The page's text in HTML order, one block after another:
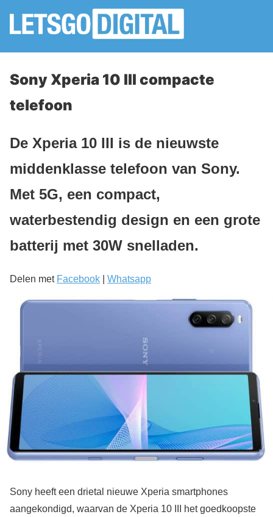
Sony Xperia 10 III compacte
telefoon
De Xperia 10 III is de nieuwste
middenklasse telefoon van Sony.
Met 5G, een compact,
waterbestendig design en een grote
batterij met 30W snelladen.
Delen met Facebook Whatsapp
Sony heeft een drietal nieuwe Xperia smartphones
aangekondigd, waarvan de Xperia 10 III het goedkoopste